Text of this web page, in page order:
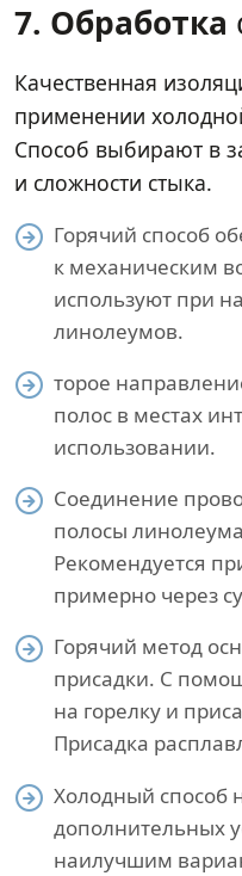
7. Обработка
Качественная
применении
Способ выбирают в
и сложности стыка.
Горячий способ
к механическим
используют при
линолеумов.
торое
полос в местах
использовании.
Соединение
полосы
Рекомендуется
примерно через
Горячий метод
присадки. С
на горелку и
Присадка
Холодный способ
дополнительных
наилучшим